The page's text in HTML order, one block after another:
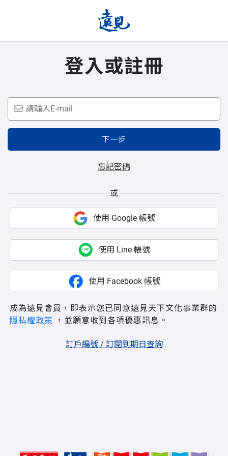
登入或註冊
下一步
忘記密碼
或
使用 Google 帳號
使用 Line 帳號
使用 Facebook 帳號
成為遠見會員，即表示您已同意遠見天下文化事業群的
隱私權政策 ，並願意收到各項優惠訊息。
訂戶編號 / 訂閱到期日查詢